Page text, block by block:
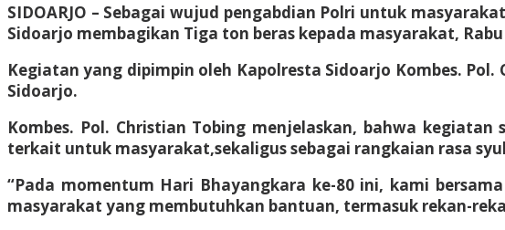
SIDOARJO – Sebagai wujud pengabdian Polri untuk
Sidoarjo membagikan Tiga ton beras kepada masyarakat,
Kegiatan yang dipimpin oleh Kapolresta Sidoarjo Kombes.
Sidoarjo.
Kombes. Pol. Christian Tobing menjelaskan, bahwa
terkait untuk masyarakat,sekaligus sebagai rangkaian rasa
“Pada momentum Hari Bhayangkara ke-80 ini, kami
masyarakat yang membutuhkan bantuan, termasuk rekan-